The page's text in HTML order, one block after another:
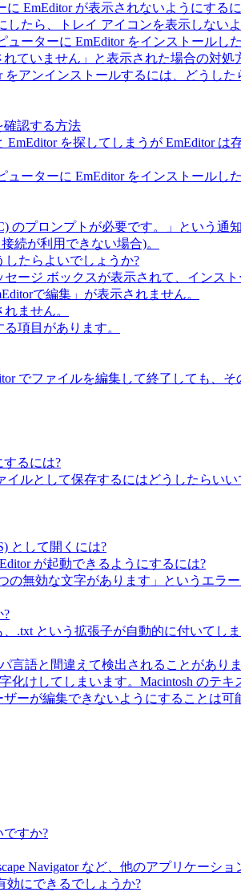
EmEditor が表示されないようにする
たら、トレイ アイコンを表示しない
ーターに EmEditor をインストール
ていません」と表示された場合の対処
アンインストールするには、どうした
確認する方法
を探してしまうが EmEditor
ーターに EmEditor をインストール
のプロンプトが必要です。」という
続が利用できない場合)。
したらよいでしょうか?
ージ ボックスが表示されて、インスト
で編集」が表示されません。
ません。
項目があります。
でファイルを編集して終了しても、
るには?
イルとして保存するにはどうしたらいい
として開くには?
が起動できるようにするには?
の無効な文字があります」というエラ
?
.txt という拡張子が自動的に付いてし
言語と間違えて検出されることがありま
けしてしまいます。Macintosh のテ
ーが編集できないようにすることは可
すか?
Navigator など、他のアプリケーショ
効にできるでしょうか?